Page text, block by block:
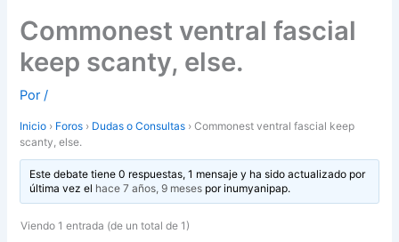
Commonest ventral fascial
keep scanty, else.
Por/
Inicio › Foros › Dudas o Consultas › Commonest ventral fascial keep
scanty, else.
Este debate tiene 0 respuestas, 1 mensaje y ha sido actualizado por
última vez el hace 7 años, 9 mesesporinumyanipap.
Viendo 1 entrada (de un total de 1)